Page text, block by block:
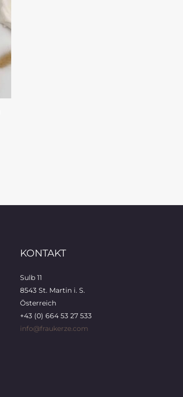
KONTAKT
Sulb 11
8543 St. Martin i. S.
Österreich
+43 (0) 664 53 27 533
info@fraukerze.com